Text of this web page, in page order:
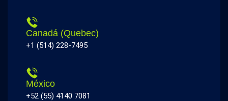
Canadá (Quebec)
+1 (514) 228-7495
México
+52 (55) 4140 7081